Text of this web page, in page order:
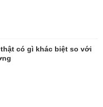
có gì khác biệt so với